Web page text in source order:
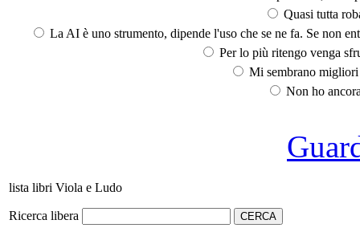
Quasi tutta
La AI è uno strumento, dipende l'uso che se ne fa. Se non
Per lo più ritengo venga
Mi sembrano
Non ho
lista libri Viola e Ludo
Ricerca libera